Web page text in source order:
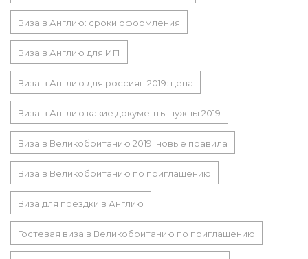
Виза в Англию: сроки оформления
Виза в Англию для ИП
Виза в Англию для россиян 2019: цена
Виза в Англию какие документы нужны 2019
Виза в Великобританию 2019: новые правила
Виза в Великобританию по приглашению
Виза для поездки в Англию
Гостевая виза в Великобританию по приглашению